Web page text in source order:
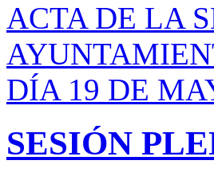
ACTA DE LA
DÍA 19 DE
SESIÓN